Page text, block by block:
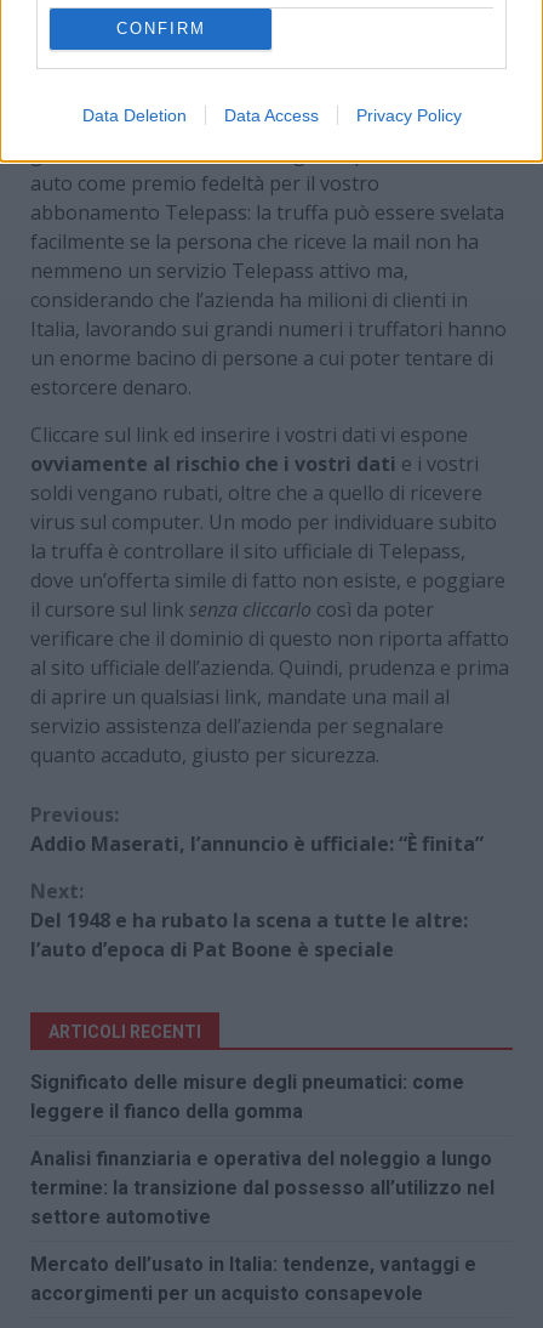
CONFIRM
Data Deletion Data Access Privacy Policy
La truffa del Telepass! – www.MotoriNews24.com
vi invita a cliccare su un linkper ricevere
gratuitamente un Kit di emergenza per la vostra
auto come premio fedeltà per il vostro
abbonamento Telepass: la truffa può essere svelata
facilmente se la persona che riceve la mail non ha
nemmeno un servizio Telepass attivo ma,
considerando che l’azienda ha milioni di clienti in
Italia, lavorando sui grandi numeri i truffatori hanno
un enorme bacino di persone a cui poter tentare di
estorcere denaro.
Cliccare sul link ed inserire i vostri dati vi espone
ovviamente al rischio che i vostri dati e i vostri
soldi vengano rubati, oltre che a quello di ricevere
virus sul computer. Un modo per individuare subito
la truffa è controllare il sito ufficiale di Telepass,
dove un’offerta simile di fatto non esiste, e poggiare
il cursore sul link senza cliccarlo così da poter
verificare che il dominio di questo non riporta affatto
al sito ufficiale dell’azienda. Quindi, prudenza e prima
di aprire un qualsiasi link, mandate una mail al
servizio assistenza dell’azienda per segnalare
quanto accaduto, giusto per sicurezza.
Continue
Previous:
Addio Maserati, l’annuncio è ufficiale: “È finita”
Next:
Del 1948 e ha rubato la scena a tutte le altre:
l’auto d’epoca di Pat Boone è speciale
ARTICOLI RECENTI
Significato delle misure degli pneumatici: come
leggere il fianco della gomma
Analisi finanziaria e operativa del noleggio a lungo
termine: la transizione dal possesso all’utilizzo nel
settore automotive
Mercato dell’usato in Italia: tendenze, vantaggi e
accorgimenti per un acquisto consapevole